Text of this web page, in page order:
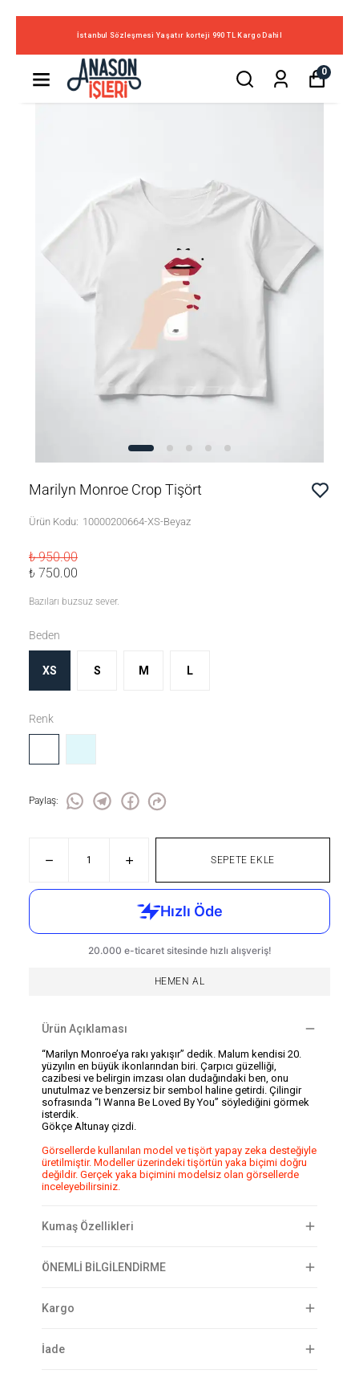
İstanbul Sözleşmesi Yaşatır korteji 990 TL Kargo Dahil
0
Marilyn Monroe Crop Tişört
Ürün Kodu: 10000200664-XS-Beyaz
₺ 950.00
₺ 750.00
Bazıları buzsuz sever.
Beden
XS S M L
Renk
Paylaş:
SEPETE EKLE
HEMEN AL
Ürün Açıklaması
“Marilyn Monroe’ya rakı yakışır” dedik. Malum kendisi 20.
yüzyılın en büyük ikonlarından biri. Çarpıcı güzelliği,
cazibesi ve belirgin imzası olan dudağındaki ben, onu
unutulmaz ve benzersiz bir sembol haline getirdi. Çilingir
sofrasında “I Wanna Be Loved By You” söylediğini görmek
isterdik.
Gökçe Altunay çizdi.
Görsellerde kullanılan model ve tişört yapay zeka desteğiyle
üretilmiştir. Modeller üzerindeki tişörtün yaka biçimi doğru
değildir. Gerçek yaka biçimini modelsiz olan görsellerde
inceleyebilirsiniz.
Kumaş Özellikleri
ÖNEMLİ BİLGİLENDİRME
Kargo
İade